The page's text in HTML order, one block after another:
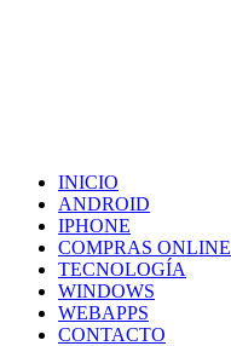
INICIO
ANDROID
IPHONE
COMPRAS ONLINE
TECNOLOGÍA
WINDOWS
WEBAPPS
CONTACTO